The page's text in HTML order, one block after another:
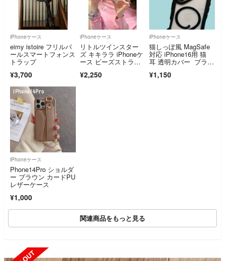
iPhoneケース
eimy istoire フリルパ
ールスマートフォンス
トラップ
¥3,700
iPhoneケース
リトルツインスター
ズ キキララ iPhoneケ
ース ビーズストラッ
¥2,250
iPhoneケース
猫しっぽ風 MagSafe
対応 iPhone16用 猫
耳 透明カバー ブラッ
¥1,150
iPhoneケース
Phone14Pro ショルダ
ー ブラウン カードPU
レザーケース
¥1,000
関連商品をもっと見る